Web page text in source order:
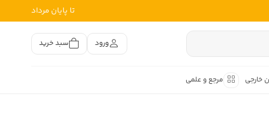
تا پایان مرداد
ورود سبد خرید
خارجی مرجع و علمی